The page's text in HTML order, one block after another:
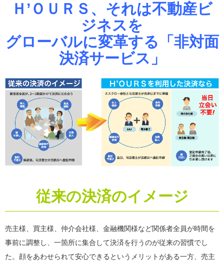
Ｈ’ＯＵＲＳ、それは不動産ビ
ジネスを
グローバルに変革する「非対面
決済サービス」
従来の決済のイメージ
売主様、買主様、仲介会社様、金融機関様など関係者全員が時間を
事前に調整し、一箇所に集合して決済を行うのが従来の習慣でし
た。顔をあわせられて安心できるというメリットがある一方、売主